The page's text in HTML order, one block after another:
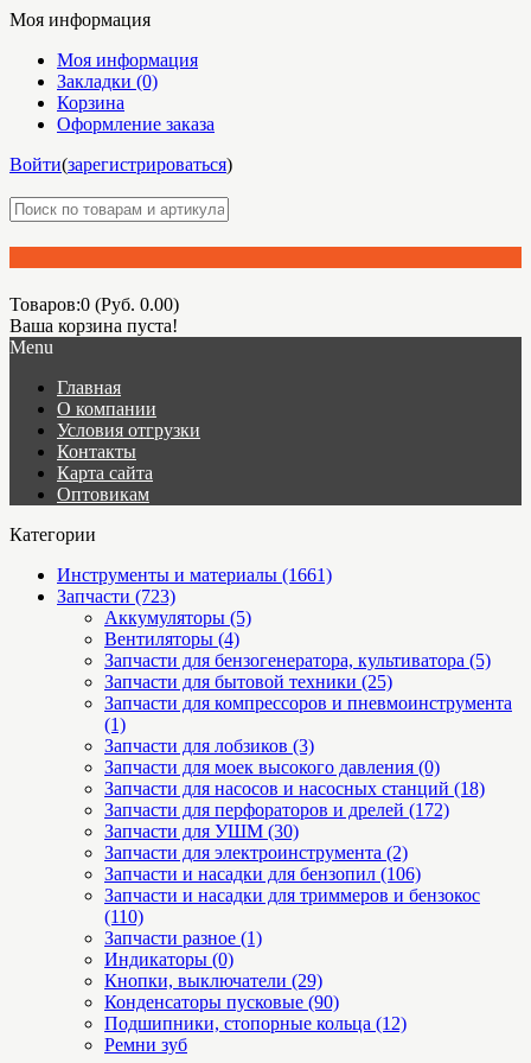
Моя информация
Моя информация
Закладки (0)
Корзина
Оформление заказа
Войти(зарегистрироваться)
Товаров:0 (Руб. 0.00)
Ваша корзина пуста!
Menu
Главная
О компании
Условия отгрузки
Контакты
Карта сайта
Оптовикам
Категории
Инструменты и материалы (1661)
Запчасти (723)
Аккумуляторы (5)
Вентиляторы (4)
Запчасти для бензогенератора, культиватора (5)
Запчасти для бытовой техники (25)
Запчасти для компрессоров и пневмоинструмента
(1)
Запчасти для лобзиков (3)
Запчасти для моек высокого давления (0)
Запчасти для насосов и насосных станций (18)
Запчасти для перфораторов и дрелей (172)
Запчасти для УШМ (30)
Запчасти для электроинструмента (2)
Запчасти и насадки для бензопил (106)
Запчасти и насадки для триммеров и бензокос
(110)
Запчасти разное (1)
Индикаторы (0)
Кнопки, выключатели (29)
Конденсаторы пусковые (90)
Подшипники, стопорные кольца (12)
Ремни зуб